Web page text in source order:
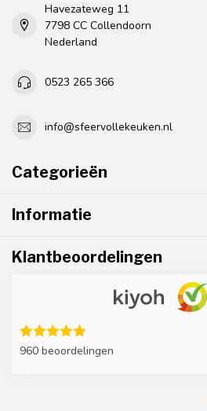
Havezateweg 11
7798 CC Collendoorn
Nederland
0523 265 366
info@sfeervollekeuken.nl
Categorieën
Informatie
Klantbeoordelingen
960 beoordelingen